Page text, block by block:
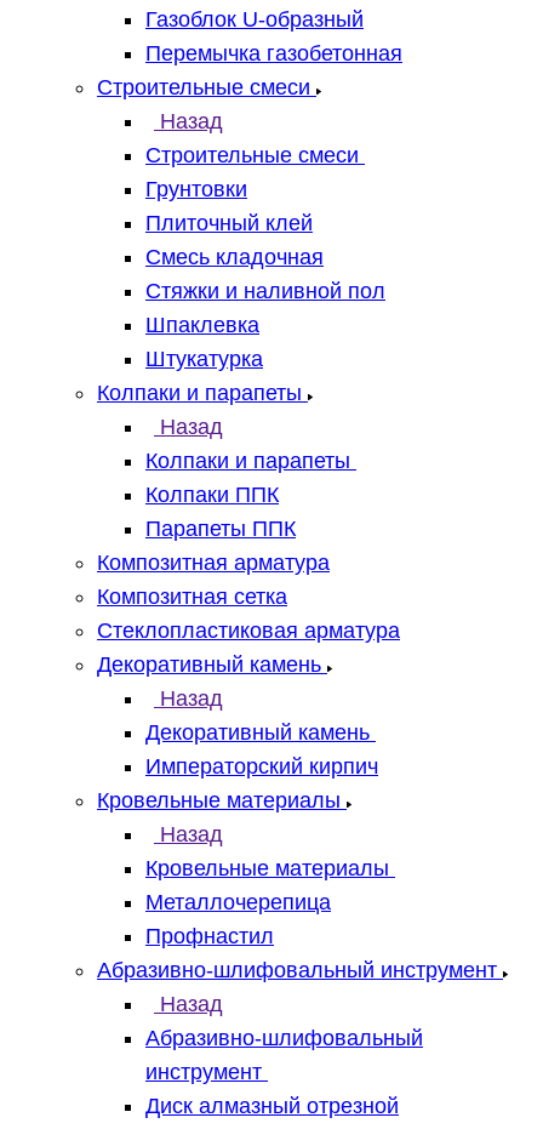
Газоблок U-образный
Перемычка газобетонная
Строительные смеси
Назад
Строительные смеси
Грунтовки
Плиточный клей
Смесь кладочная
Стяжки и наливной пол
Шпаклевка
Штукатурка
Колпаки и парапеты
Назад
Колпаки и парапеты
Колпаки ППК
Парапеты ППК
Композитная арматура
Композитная сетка
Стеклопластиковая арматура
Декоративный камень
Назад
Декоративный камень
Императорский кирпич
Кровельные материалы
Назад
Кровельные материалы
Металлочерепица
Профнастил
Абразивно-шлифовальный инструмент
Назад
Абразивно-шлифовальный
инструмент
Диск алмазный отрезной